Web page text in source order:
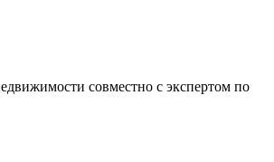
совместно с экспертом по